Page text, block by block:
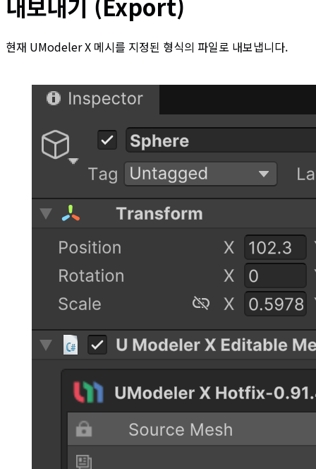
내보내기 (Export)
현재 UModeler X 메시를 지정된 형식의 파일로 내보냅니다.